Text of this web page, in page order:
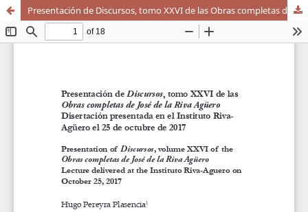
Presentación de Discursos, tomo XXVI de las Obras completas de José de la Riva Agüero Disertación presentada en el Instituto Riva-Agüero el 25 de octubre de 2017